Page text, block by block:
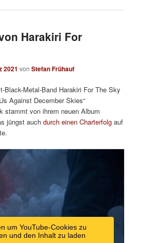
Harakiri For
2021 vonStefan Frühauf
Black-Metal-Band Harakiri For The Sky
Against December Skies“
stammt von ihrem neuen Album
jüngst auchdurch einen Charterfolg auf
um YouTube-Cookies zu
und den Inhalt zu laden